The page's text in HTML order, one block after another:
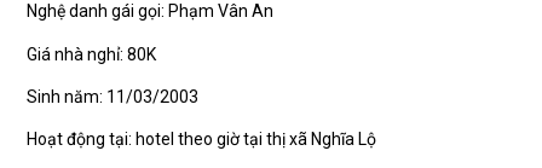
Nghệ danh gái gọi: Phạm Vân An
Giá nhà nghỉ: 80K
Sinh năm: 11/03/2003
Hoạt động tại: hotel theo giờ tại thị xã Nghĩa Lộ